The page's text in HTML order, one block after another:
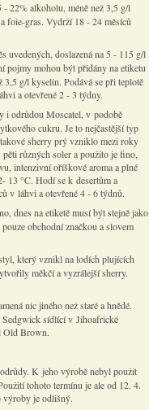
22% alkoholu, méně než 3,5 g/l
foie-gras. Vydrží 18 - 24 měsíců
uvedených, doslazená na 5 - 115 g/l
pojmy mohou být přidány na etiketu
g/l kyselin. Podává se při teplotě
a otevřené 2 - 3 týdny.
i odrůdou Moscatel, v podobě
cukru. Je to nejčastější typ
sherry prý vzniklo mezi roky
různých soler a použito je fino,
intenzivní oříškové aroma a plné
13 °C. Hodí se k desertům a
v láhvi a otevřené 4 - 6 týdnů.
dnes na etiketě musí být stejně jako
obchodní značkou a slovem
který vznikl na lodích plujících
měkčí a vyzrálejší sherry.
nic jiného než staré a hnědé.
Sedgwick sídlící v Jihoafrické
Old Brown.
K jeho výrobě nebyl použit
tohoto termínu je ale od 12. 4.
výroby je odlišný.